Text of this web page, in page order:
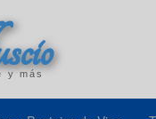
y más